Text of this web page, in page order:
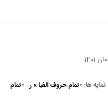
نمایه ها: -تمام حروف الفبا » ر -تمام